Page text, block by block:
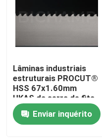
Lâminas derrubadas
Lâmina de uso geral
Lâminas industriais
Lâminas da serra de
Lâminas industriais
estruturais PROCUT®
HSS 67x1.60mm
UKAS da serra de fita
Enviar inquérito